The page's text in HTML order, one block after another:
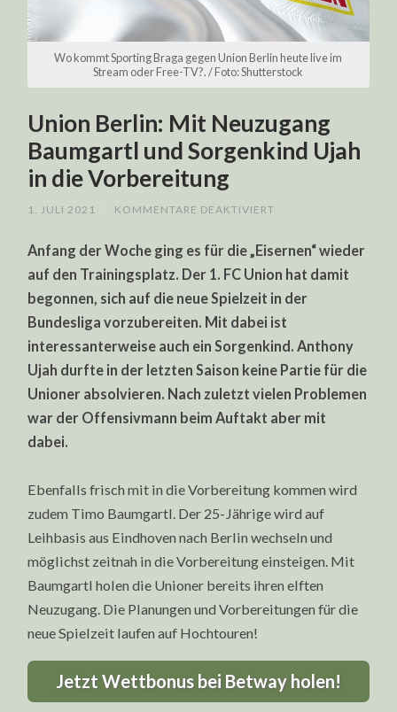
Wo kommt Sporting Braga gegen Union Berlin heute live im
Stream oder Free-TV?. / Foto: Shutterstock
Union Berlin: Mit Neuzugang
Baumgartl und Sorgenkind Ujah
in die Vorbereitung
1. JULI 2021 KOMMENTARE DEAKTIVIERT
MIT
BAUMGARTL
SORGENKIND
UJAH
IN
DIE
VORBEREITUNG
Anfang der Woche ging es für die „Eisernen“ wieder
auf den Trainingsplatz. Der 1. FC Union hat damit
begonnen, sich auf die neue Spielzeit in der
Bundesliga vorzubereiten. Mit dabei ist
interessanterweise auch ein Sorgenkind. Anthony
Ujah durfte in der letzten Saison keine Partie für die
Unioner absolvieren. Nach zuletzt vielen Problemen
war der Offensivmann beim Auftakt aber mit
dabei.
Ebenfalls frisch mit in die Vorbereitung kommen wird
zudem Timo Baumgartl. Der 25-Jährige wird auf
Leihbasis aus Eindhoven nach Berlin wechseln und
möglichst zeitnah in die Vorbereitung einsteigen. Mit
Baumgartl holen die Unioner bereits ihren elften
Neuzugang. Die Planungen und Vorbereitungen für die
neue Spielzeit laufen auf Hochtouren!
Jetzt Wettbonus bei Betway holen!